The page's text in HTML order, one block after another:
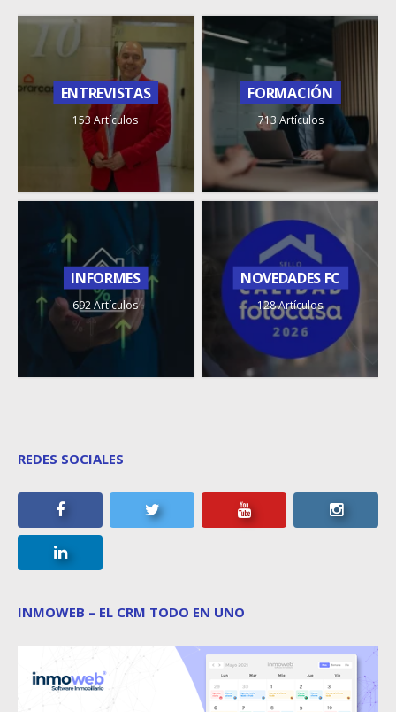
ENTREVISTAS
153 Artículos
FORMACIÓN
713 Artículos
INFORMES
692 Artículos
NOVEDADES FC
128 Artículos
REDES SOCIALES
INMOWEB – EL CRM TODO EN UNO